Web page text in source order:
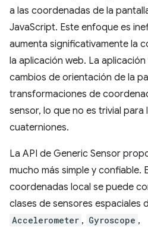
a las coordenadas de la
JavaScript. Este enfoque es
aumenta significativamente la
la aplicación web. La
cambios de orientación de la
transformaciones de
sensor, lo que no es trivial para
cuaterniones.
La API de Generic Sensor
mucho más simple y confiable.
coordenadas local se puede
clases de sensores espaciales
Accelerometer , Gyroscope ,